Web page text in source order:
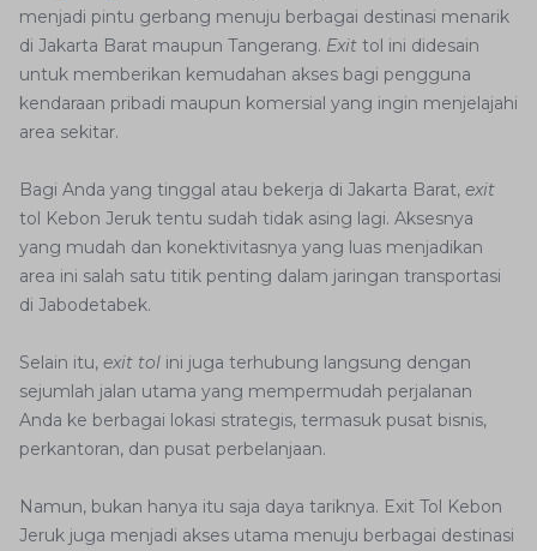
menjadi pintu gerbang menuju berbagai destinasi menarik
di Jakarta Barat maupun Tangerang. Exit tol ini didesain
untuk memberikan kemudahan akses bagi pengguna
kendaraan pribadi maupun komersial yang ingin menjelajahi
area sekitar.
Bagi Anda yang tinggal atau bekerja di Jakarta Barat, exit
tol Kebon Jeruk tentu sudah tidak asing lagi. Aksesnya
yang mudah dan konektivitasnya yang luas menjadikan
area ini salah satu titik penting dalam jaringan transportasi
di Jabodetabek.
Selain itu, exit tol ini juga terhubung langsung dengan
sejumlah jalan utama yang mempermudah perjalanan
Anda ke berbagai lokasi strategis, termasuk pusat bisnis,
perkantoran, dan pusat perbelanjaan.
Namun, bukan hanya itu saja daya tariknya. Exit Tol Kebon
Jeruk juga menjadi akses utama menuju berbagai destinasi